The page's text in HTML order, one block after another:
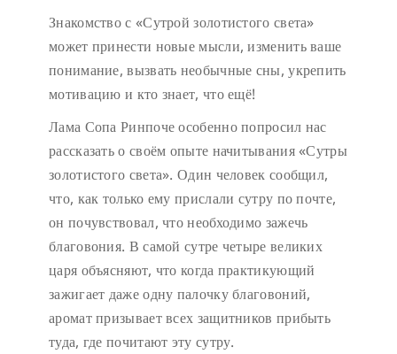
Знакомство с «Сутрой золотистого света»
может принести новые мысли, изменить ваше
понимание, вызвать необычные сны, укрепить
мотивацию и кто знает, что ещё!
Лама Сопа Ринпоче особенно попросил нас
рассказать о своём опыте начитывания «Сутры
золотистого света». Один человек сообщил,
что, как только ему прислали сутру по почте,
он почувствовал, что необходимо зажечь
благовония. В самой сутре четыре великих
царя объясняют, что когда практикующий
зажигает даже одну палочку благовоний,
аромат призывает всех защитников прибыть
туда, где почитают эту сутру.